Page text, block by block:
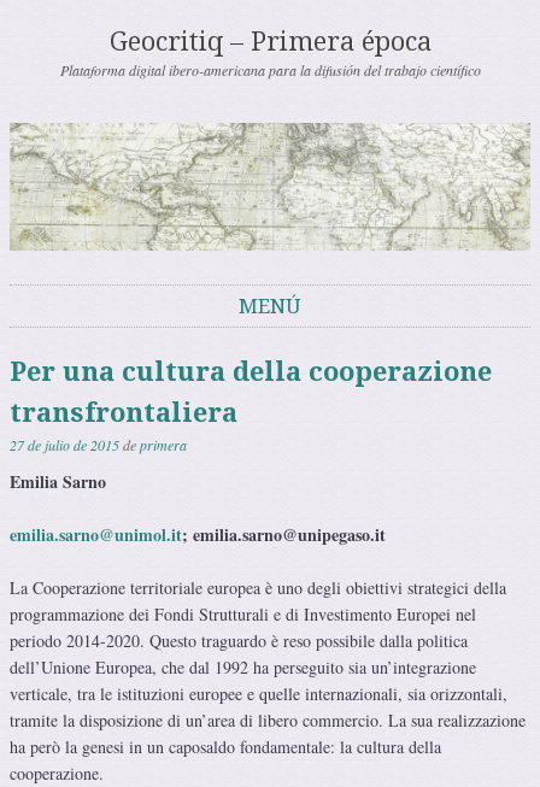
Geocritiq – Primera época
Plataforma digital ibero-americana para la difusión del trabajo científico
MENÚ
Per una cultura della cooperazione
transfrontaliera
27 de julio de 2015deprimera
Emilia Sarno
emilia.sarno@unimol.it; emilia.sarno@unipegaso.it
La Cooperazione territoriale europea è uno degli obiettivi strategici della
programmazione dei Fondi Strutturali e di Investimento Europei nel
periodo 2014-2020. Questo traguardo è reso possibile dalla politica
dell’Unione Europea, che dal 1992 ha perseguito sia un’integrazione
verticale, tra le istituzioni europee e quelle internazionali, sia orizzontali,
tramite la disposizione di un’area di libero commercio. La sua realizzazione
ha però la genesi in un caposaldo fondamentale: la cultura della
cooperazione.